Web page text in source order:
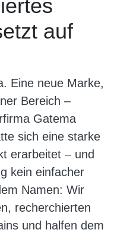
auf
Eine neue Marke,
Bereich –
Gatema
sich eine starke
erarbeitet – und
kein einfacher
Namen: Wir
recherchierten
und halfen dem